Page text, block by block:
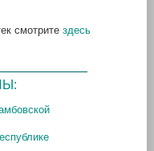
смотрите здесь